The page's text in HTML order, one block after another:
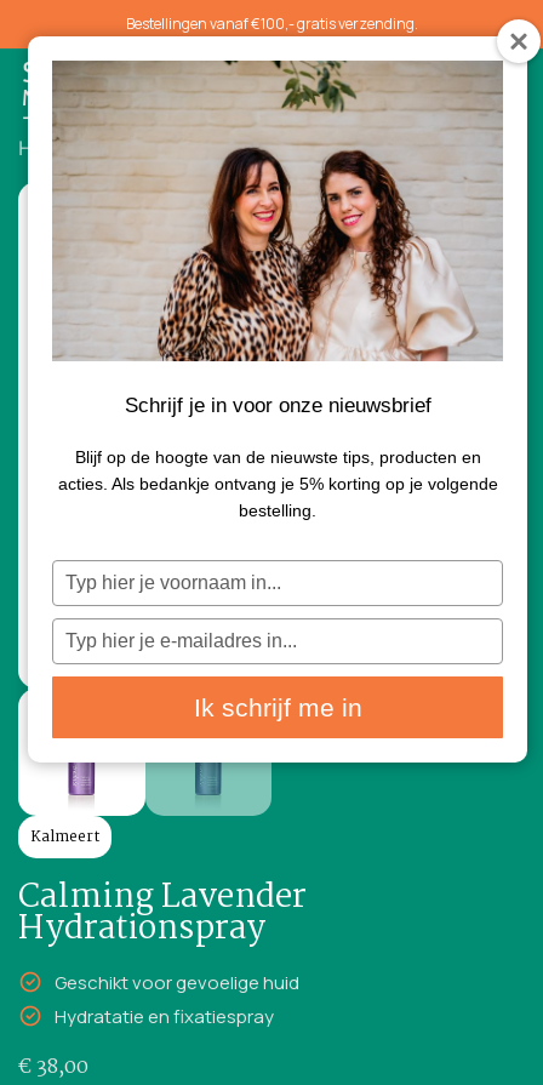
Bestellingen vanaf €100,- gratis verzending.
0
Home/ Hydratatie / Calming Lavender Hydrationspray
Kalmeert
Calming Lavender
Hydrationspray
Geschikt voor gevoelige huid
Hydratatie en fixatiespray
€38,00
Schrijf je in voor onze nieuwsbrief
Blijf op de hoogte van de nieuwste tips, producten en
acties. Als bedankje ontvang je 5% korting op je volgende
bestelling.
Typ
naam
in
Typ
e-
mailadres
Ik schrijf me in